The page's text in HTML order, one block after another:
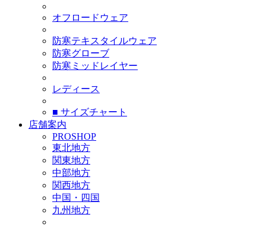
オフロードウェア
防寒テキスタイルウェア
防寒グローブ
防寒ミッドレイヤー
レディース
■ サイズチャート
店舗案内
PROSHOP
東北地方
関東地方
中部地方
関西地方
中国・四国
九州地方